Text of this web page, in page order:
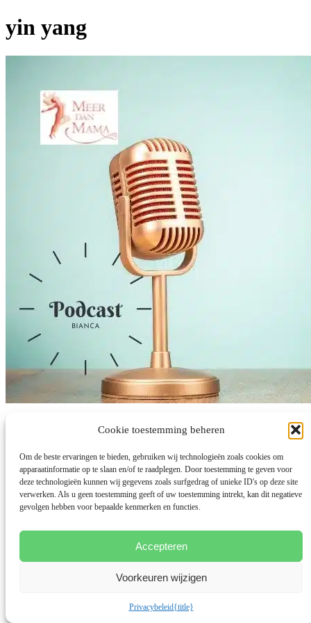
Cookie toestemming beheren
Om de beste ervaringen te bieden, gebruiken wij technologieën zoals cookies om
apparaatinformatie op te slaan en/of te raadplegen. Door toestemming te geven voor
deze technologieën kunnen wij gegevens zoals surfgedrag of unieke ID's op deze site
verwerken. Als u geen toestemming geeft of uw toestemming intrekt, kan dit negatieve
gevolgen hebben voor bepaalde kenmerken en functies.
Accepteren
Voorkeuren wijzigen
Privacybeleid{title}
yin yang
Authentiek Leiderschap na burn-out
doorBianca Meijsen|15 jun 2021|Burnout herstel,Meer dan
Mama Podcast
Van apotheker naar militair naar managing director. Sylvia Bruning
was gewend om haar ‘mannetje’ te staan in haar...
lees meer...